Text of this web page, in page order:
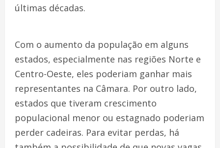
últimas décadas.
Com o aumento da população em alguns
estados, especialmente nas regiões Norte e
Centro-Oeste, eles poderiam ganhar mais
representantes na Câmara. Por outro lado,
estados que tiveram crescimento
populacional menor ou estagnado poderiam
perder cadeiras. Para evitar perdas, há